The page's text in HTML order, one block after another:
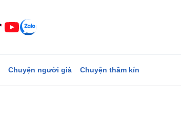
Chuyện người già Chuyện thầm kín